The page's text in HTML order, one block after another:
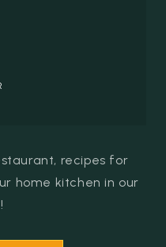
recipes for
home kitchen in our